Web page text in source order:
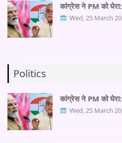
कांग्रेस ने PM को
Wed, 25 March
Politics
कांग्रेस ने PM को
Wed, 25 March